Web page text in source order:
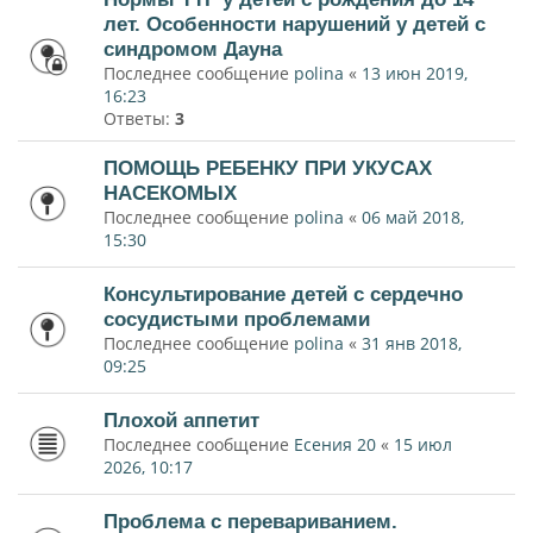
лет. Особенности нарушений у детей с
синдромом Дауна
Последнее сообщение polina « 13 июн 2019,
16:23
Ответы: 3
ПОМОЩЬ РЕБЕНКУ ПРИ УКУСАХ
НАСЕКОМЫХ
Последнее сообщение polina « 06 май 2018,
15:30
Консультирование детей с сердечно
сосудистыми проблемами
Последнее сообщение polina « 31 янв 2018,
09:25
Плохой аппетит
Последнее сообщение Есения 20 « 15 июл
2026, 10:17
Проблема с перевариванием.